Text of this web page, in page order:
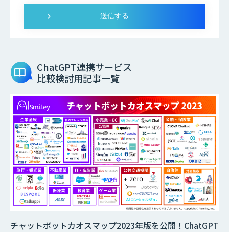
ChatGPT連携サービス
比較検討用記事一覧
チャットボットカオスマップ2023年版を公開！ChatGPT